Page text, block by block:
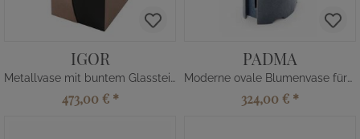
IGOR
Metallvase mit buntem Glasstein
473,00 € *
PADMA
Moderne ovale Blumenvase fürs Grab
324,00 € *